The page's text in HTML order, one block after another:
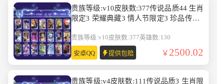
贵族等级:v10皮肤数:377传说品质44 生肖
限定3 荣耀典藏3 情人节限定3 珍品传说2
贵族等级:v10皮肤数:377英雄数:130
安卓QQ 提供包赔 2500.02
贵族等级:v4皮肤数:111传说品质3 生肖限